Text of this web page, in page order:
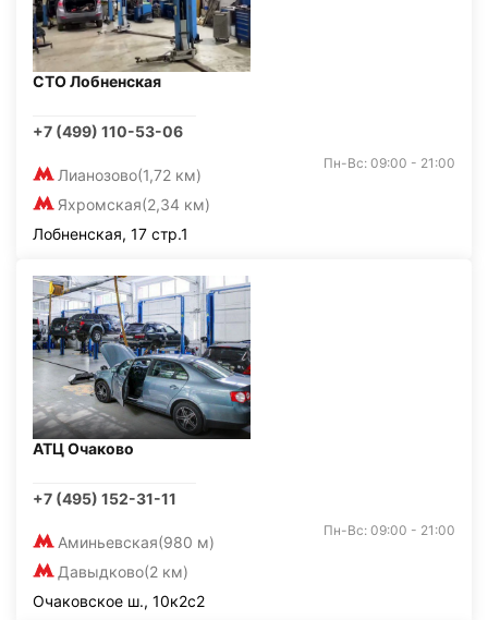
СТО Лобненская
+7 (499) 110-53-06
Лианозово(1,72 км)
Яхромская(2,34 км)
Пн-Вс: 09:00 - 21:00
Лобненская, 17 стр.1
АТЦ Очаково
+7 (495) 152-31-11
Аминьевская(980 м)
Давыдково(2 км)
Пн-Вс: 09:00 - 21:00
Очаковское ш., 10к2с2